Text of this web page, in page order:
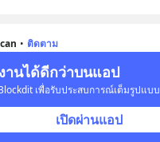
านได้ดีกว่าบนแอป
เพื่อรับประสบการณ์เต็มรูปแบบ
เปิดผ่านแอป
• ติดตาม
.ค. 2021 เวลา 13:00 • ไลฟ์สไตล์